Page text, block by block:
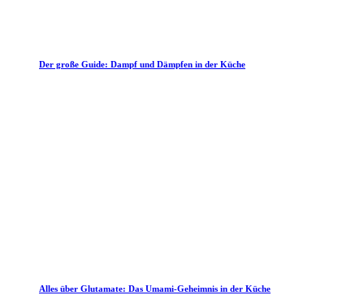
Der große Guide: Dampf und Dämpfen in der Küche
Alles über Glutamate: Das Umami-Geheimnis in der Küche